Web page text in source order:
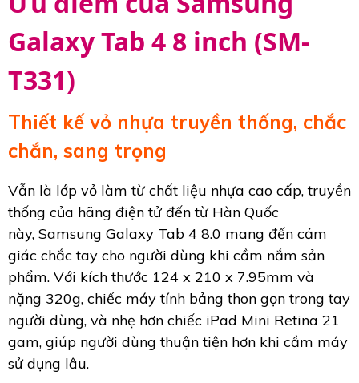
Galaxy Tab 4 8 inch (SM-
T331)
Thiết kế vỏ nhựa truyền thống, chắc
chắn, sang trọng
Vẫn là lớp vỏ làm từ chất liệu nhựa cao cấp, truyền
thống của hãng điện tử đến từ Hàn Quốc
này, Samsung Galaxy Tab 4 8.0 mang đến cảm
giác chắc tay cho người dùng khi cầm nắm sản
phẩm. Với kích thước 124 x 210 x 7.95mm và
nặng 320g, chiếc máy tính bảng thon gọn trong tay
người dùng, và nhẹ hơn chiếc iPad Mini Retina 21
gam, giúp người dùng thuận tiện hơn khi cầm máy
sử dụng lâu.